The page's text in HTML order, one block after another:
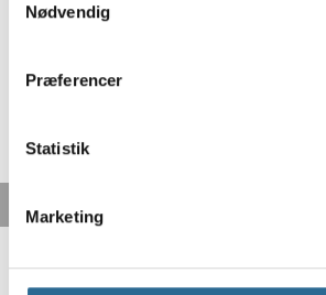
Nødvendig
Præferencer
Statistik
Marketing